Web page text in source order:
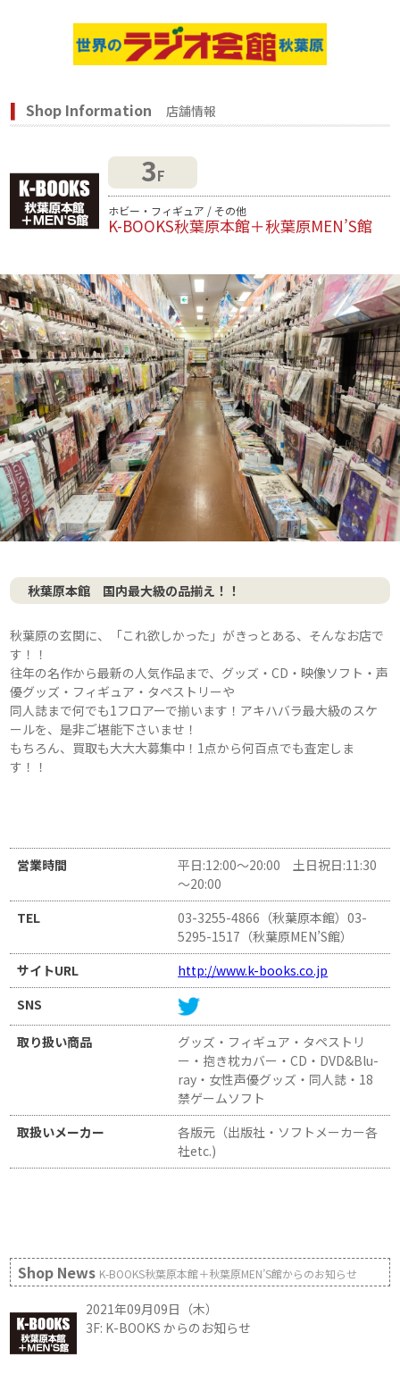
Shop Information 店舗情報
3F
ホビー・フィギュア / その他
K-BOOKS秋葉原本館＋秋葉原MEN’S館
秋葉原本館 国内最大級の品揃え！！
秋葉原の玄関に、「これ欲しかった」がきっとある、そんなお店で
す！！
往年の名作から最新の人気作品まで、グッズ・CD・映像ソフト・声
優グッズ・フィギュア・タペストリーや
同人誌まで何でも1フロアーで揃います！アキハバラ最大級のスケ
ールを、是非ご堪能下さいませ！
もちろん、買取も大大大募集中！1点から何百点でも査定しま
す！！
営業時間
平日:12:00～20:00 土日祝日:11:30
～20:00
TEL
03-3255-4866（秋葉原本館）03-
5295-1517（秋葉原MEN’S館）
サイトURL
http://www.k-books.co.jp
SNS
取り扱い商品
グッズ・フィギュア・タペストリ
ー・抱き枕カバー・CD・DVD&Blu-
ray・女性声優グッズ・同人誌・18
禁ゲームソフト
取扱いメーカー
各版元（出版社・ソフトメーカー各
社etc.)
Shop News K-BOOKS秋葉原本館＋秋葉原MEN’S館からのお知らせ
2021年09月09日（木）
3F: K-BOOKS からのお知らせ